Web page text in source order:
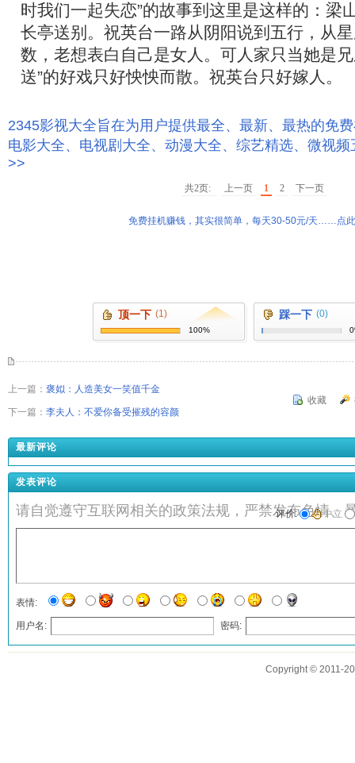
时我们一起失恋”的故事到这里是这样的：梁
长亭送别。祝英台一路从阴阳说到五行，从
数，老想表白自己是女人。可人家只当她是
送”的好戏只好怏怏而散。祝英台只好嫁人。
2345影视大全旨在为用户提供最全、最新、最热的免
电影大全、电视剧大全、动漫大全、综艺精选、微视
>>
共2页: 上一页 1 2 下一页
免费挂机赚钱，其实很简单，每天30-50元/天……点
顶一下 (1)
100%
踩一下 (0)
上一篇： 褒姒：人造美女一笑值千金
下一篇： 李夫人：不爱你备受摧残的容颜
收藏
最新评论
发表评论
请自觉遵守互联网相关的政策法规，严禁发布色情、
评价: 中立
表情:
用户名: 密码:
匿名?
Copyright © 2011-